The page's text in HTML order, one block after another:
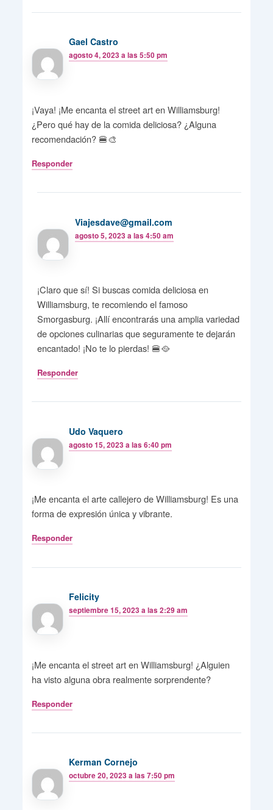
Gael Castro
agosto 4, 2023 a las 5:50 pm
¡Vaya! ¡Me encanta el street art en Williamsburg!
¿Pero qué hay de la comida deliciosa? ¿Alguna
recomendación? 🍔🎨
Responder
Viajesdave@gmail.com
agosto 5, 2023 a las 4:50 am
¡Claro que sí! Si buscas comida deliciosa en
Williamsburg, te recomiendo el famoso
Smorgasburg. ¡Allí encontrarás una amplia variedad
de opciones culinarias que seguramente te dejarán
encantado! ¡No te lo pierdas! 🍔🥘
Responder
Udo Vaquero
agosto 15, 2023 a las 6:40 pm
¡Me encanta el arte callejero de Williamsburg! Es una
forma de expresión única y vibrante.
Responder
Felicity
septiembre 15, 2023 a las 2:29 am
¡Me encanta el street art en Williamsburg! ¿Alguien
ha visto alguna obra realmente sorprendente?
Responder
Kerman Cornejo
octubre 20, 2023 a las 7:50 pm